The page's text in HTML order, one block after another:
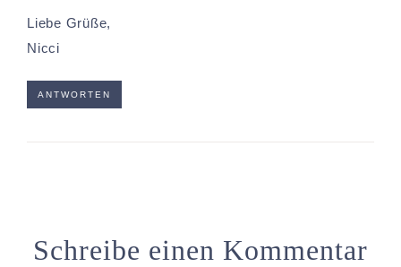
Liebe Grüße,
Nicci
ANTWORTEN
Schreibe einen Kommentar